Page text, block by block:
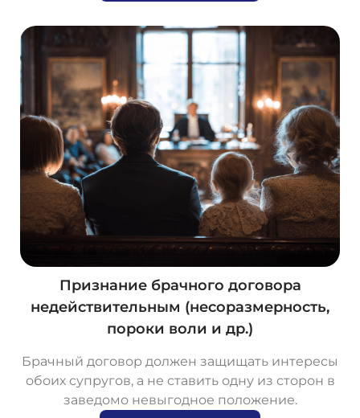
Признание брачного договора
недействительным (несоразмерность,
пороки воли и др.)
Брачный договор должен защищать интересы
обоих супругов, а не ставить одну из сторон в
заведомо невыгодное положение.